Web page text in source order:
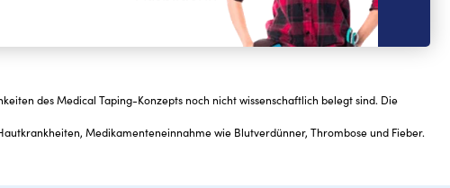
des Medical Taping-Konzepts noch nicht wissenschaftlich belegt sind. Die
Medikamenteneinnahme wie Blutverdünner, Thrombose und Fieber.